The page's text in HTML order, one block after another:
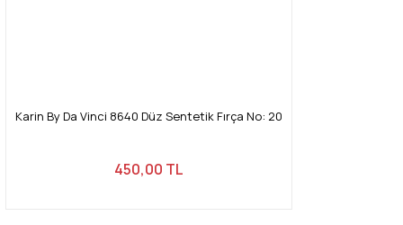
Karin By Da Vinci 8640 Düz Sentetik Fırça No: 20
450,00 TL